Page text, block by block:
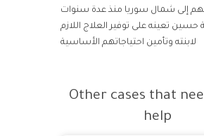
حسين تعينه على توفير العلاج اللازم
لابنته وتأمين احتياجاتهم الأساسية
Other cases that
help